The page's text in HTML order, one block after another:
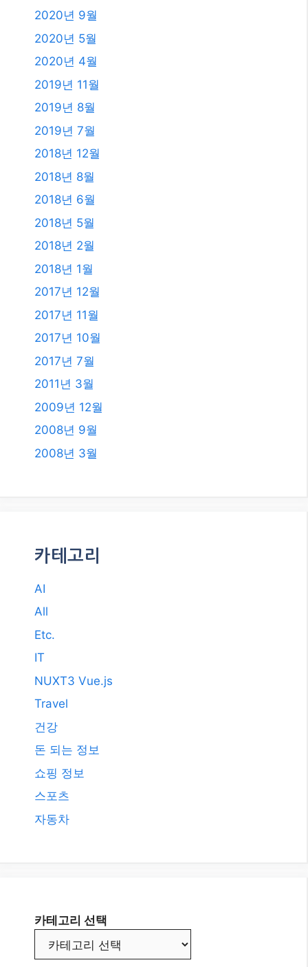
2020년 9월
2020년 5월
2020년 4월
2019년 11월
2019년 8월
2019년 7월
2018년 12월
2018년 8월
2018년 6월
2018년 5월
2018년 2월
2018년 1월
2017년 12월
2017년 11월
2017년 10월
2017년 7월
2011년 3월
2009년 12월
2008년 9월
2008년 3월
카테고리
AI
All
Etc.
IT
NUXT3 Vue.js
Travel
건강
돈 되는 정보
쇼핑 정보
스포츠
자동차
카테고리 선택